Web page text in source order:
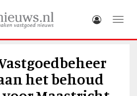
het behoud